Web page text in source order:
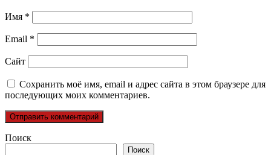
Имя *
Email *
Сайт
Сохранить моё имя, email и адрес сайта в этом браузере для
последующих моих комментариев.
Поиск
Поиск